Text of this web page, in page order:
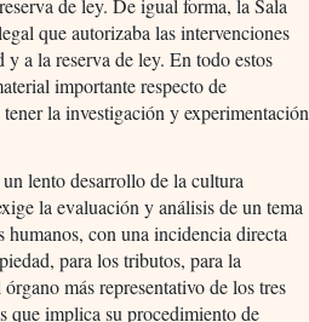
de ley. De igual forma, la Sala
que autorizaba las intervenciones
a la reserva de ley. En todo estos
importante respecto de
la investigación y experimentación
lento desarrollo de la cultura
la evaluación y análisis de un tema
humanos, con una incidencia directa
para los tributos, para la
más representativo de los tres
que implica su procedimiento de